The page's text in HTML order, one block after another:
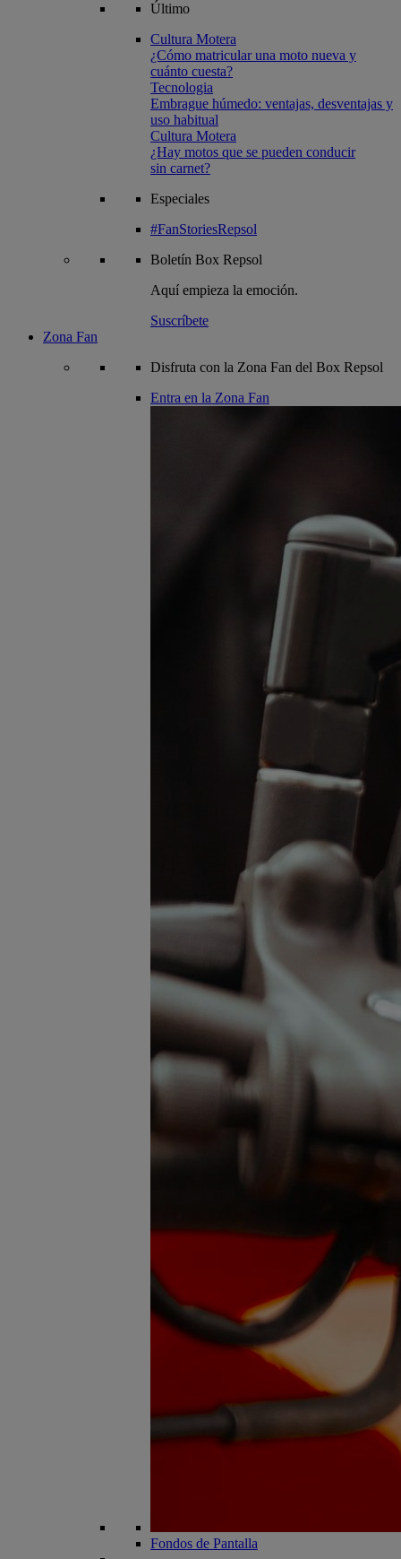
Último
Cultura Motera
¿Cómo matricular una moto nueva y
cuánto cuesta?
Tecnologia
Embrague húmedo: ventajas, desventajas y
uso habitual
Cultura Motera
¿Hay motos que se pueden conducir
sin carnet?
Especiales
#FanStoriesRepsol
Boletín Box Repsol
Aquí empieza la emoción.
Suscríbete
Zona Fan
Disfruta con la Zona Fan del Box Repsol
Entra en la Zona Fan
Fondos de Pantalla